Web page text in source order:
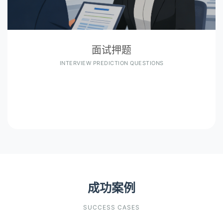
面试押题
INTERVIEW PREDICTION QUESTIONS
成功案例
SUCCESS CASES